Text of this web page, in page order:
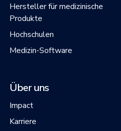
Hersteller für medizinische
Produkte
Hochschulen
Medizin-Software
Über uns
Impact
Karriere